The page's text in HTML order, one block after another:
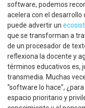
software, podemos
acelera con el desarrollo
puede advertir un
que se transforman a
de un procesador de
reflexiona la docente y
términos educativos es,
transmedia. Muchas
“software lo hace”,
espacio prioritario y